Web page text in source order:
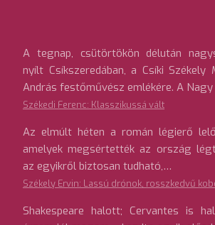
A tegnap, csütörtökön délután
nyílt Csíkszeredában, a Csíki Székely
András festőművész emlékére. A
Székedi Ferenc: Klasszikussá vált
Az elmúlt héten a román légierő
amelyek megsértették az ország
az egyikről biztosan tudható,…
Székely Ervin: Lassú drónok, rosszkedvű
Shakespeare halott; Cervantes is